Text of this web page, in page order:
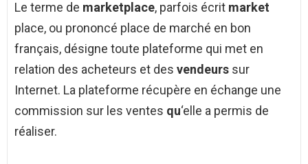
Le terme de marketplace, parfois écrit market
place, ou prononcé place de marché en bon
français, désigne toute plateforme qui met en
relation des acheteurs et des vendeurs sur
Internet. La plateforme récupère en échange une
commission sur les ventes qu‘elle a permis de
réaliser.